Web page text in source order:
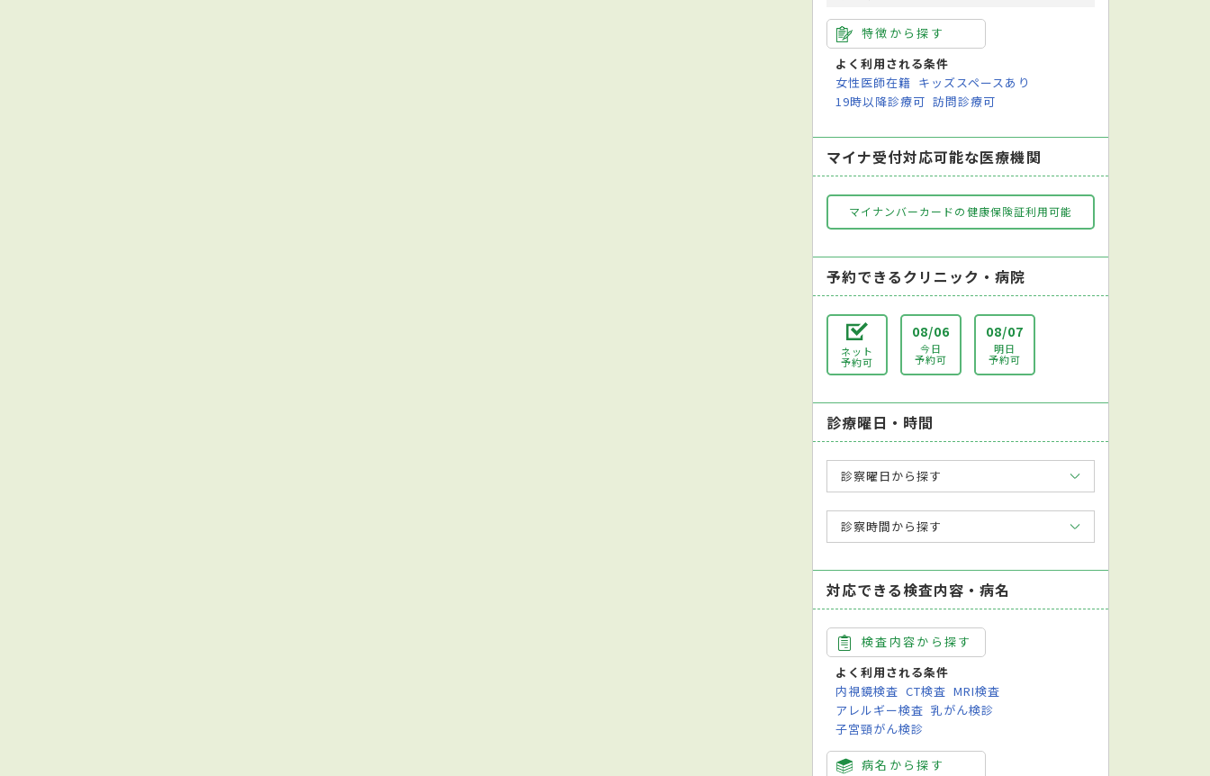
特徴から探す
よく利用される条件
女性医師在籍 キッズスペースあり
19時以降診療可 訪問診療可
マイナ受付対応可能な医療機関
マイナンバーカードの健康保険証利用可能
予約できるクリニック・病院
ネット
予約可
08/06
今日
予約可
08/07
明日
予約可
診療曜日・時間
診察曜日から探す
診察時間から探す
対応できる検査内容・病名
検査内容から探す
よく利用される条件
内視鏡検査 CT検査 MRI検査
アレルギー検査 乳がん検診
子宮頸がん検診
病名から探す